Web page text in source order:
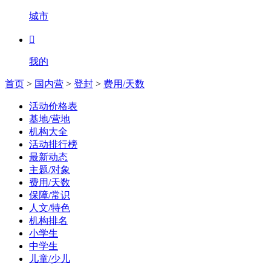
城市

我的
首页 > 国内营 > 登封 > 费用/天数
活动价格表
基地/营地
机构大全
活动排行榜
最新动态
主题/对象
费用/天数
保障/常识
人文/特色
机构排名
小学生
中学生
儿童/少儿